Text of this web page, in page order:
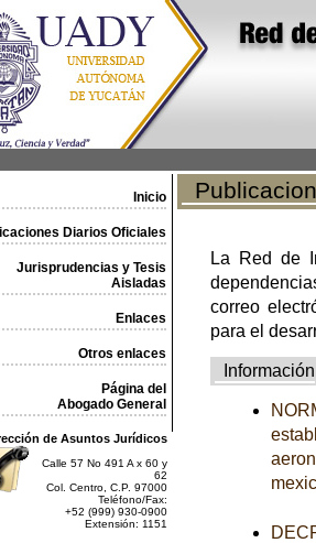
Inicio
Diarios Oficiales
Jurisprudencias y Tesis
Aisladas
Enlaces
Otros enlaces
Página del
Abogado General
de Asuntos Jurídicos
Calle 57 No 491 A x 60 y
62
Col. Centro, C.P. 97000
Teléfono/Fax:
+52 (999) 930-0900
Extensión: 1151
La Red de
correo
para el
Información